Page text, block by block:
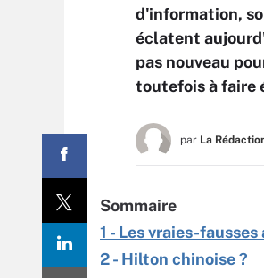
d'information,
éclatent
pas nouveau
toutefois à faire
par La
Sommaire
1 - Les vraies-
2 - Hilton chinoise ?